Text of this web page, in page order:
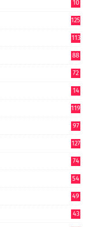
10
125
113
88
72
14
119
97
127
74
54
49
43